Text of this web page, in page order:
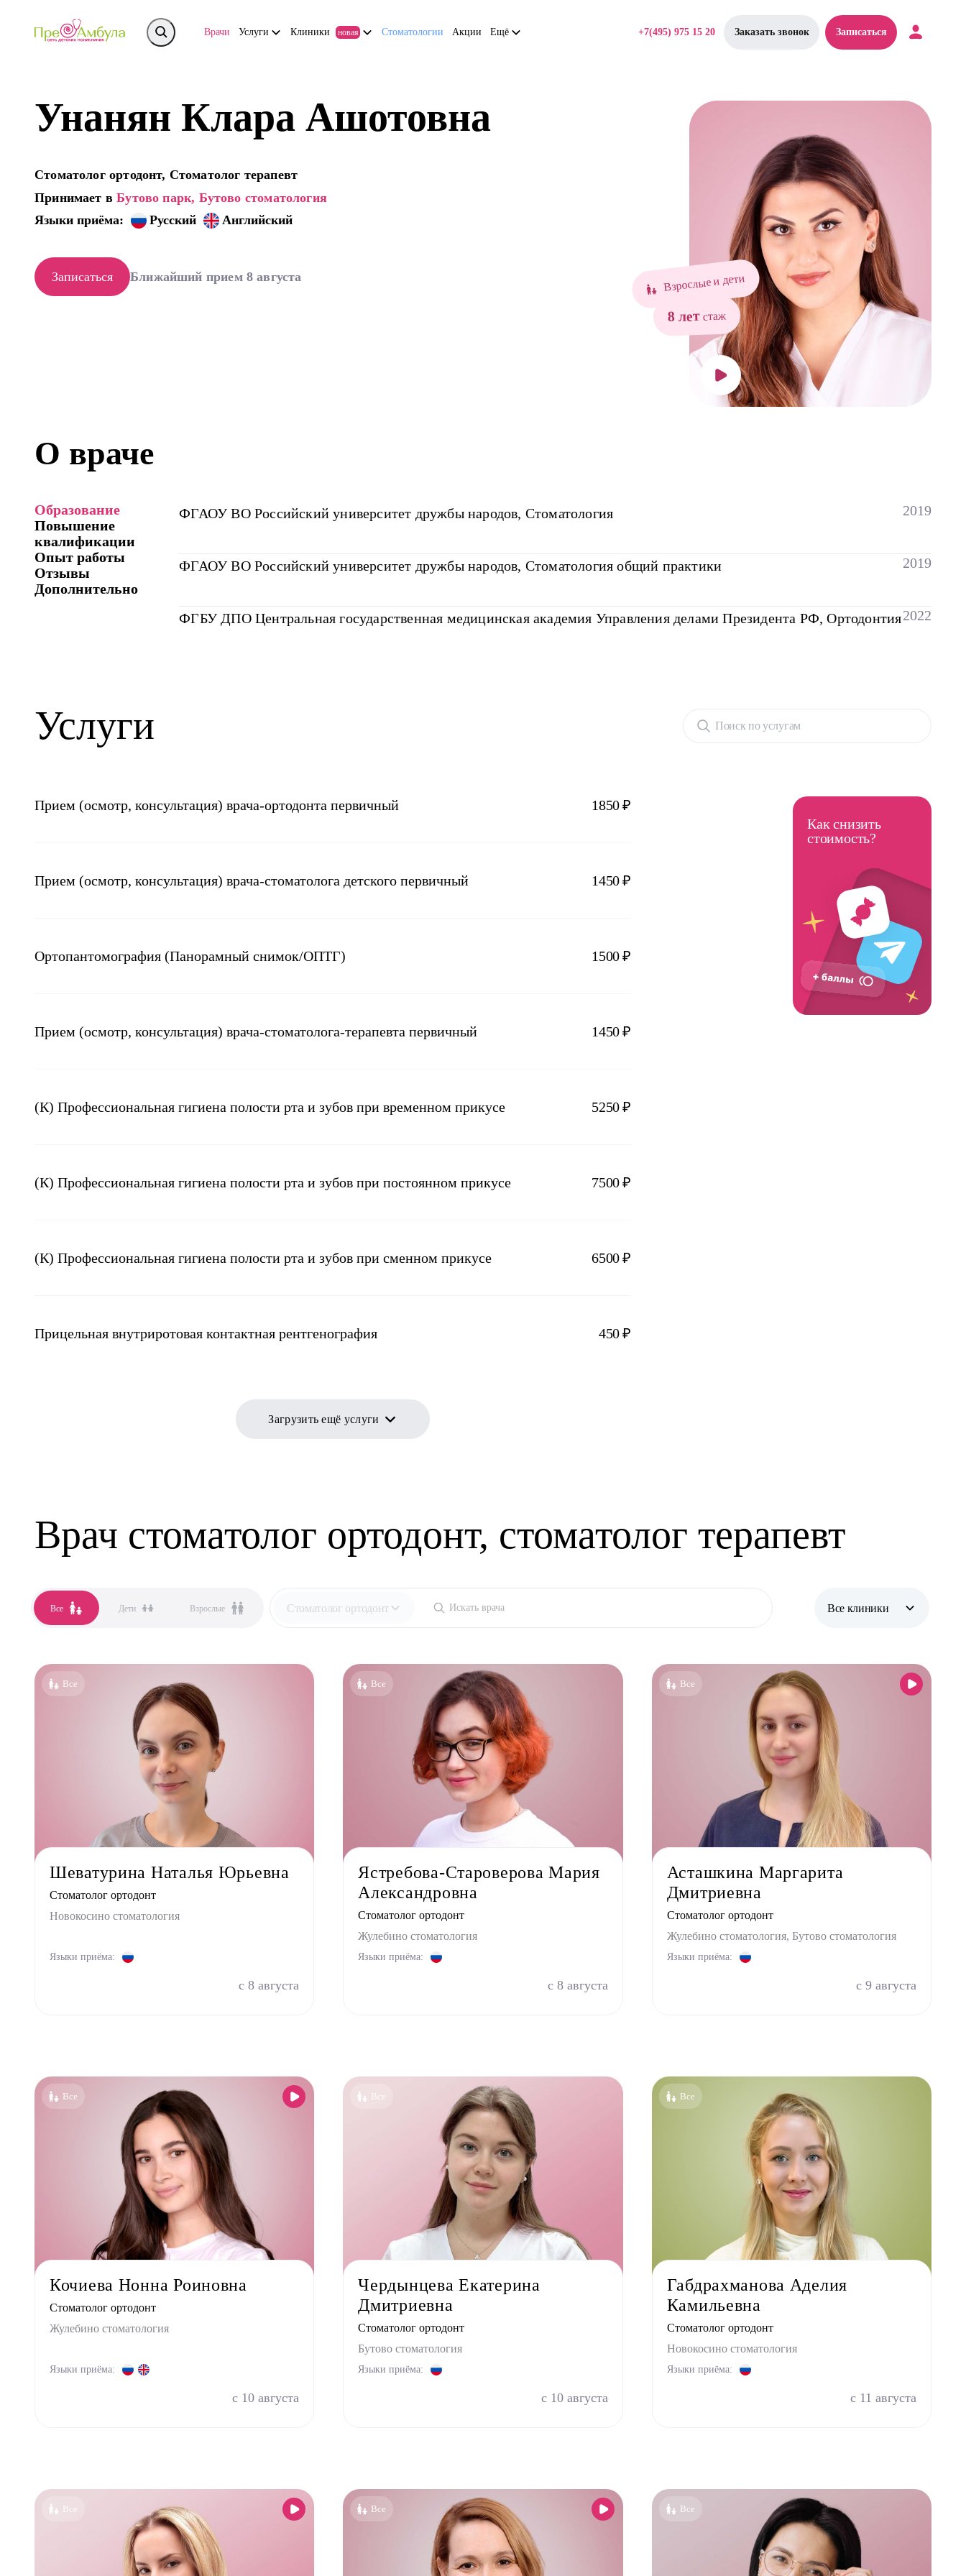
Врачи Услуги Клиники новая Стоматологии Акции Ещё +7(495) 975 15 20 Заказать звонок Записаться
Унанян Клара Ашотовна
Стоматолог ортодонт, Стоматолог терапевт
Принимает вБутово парк, Бутово стоматология
Языки приёма:
Русский Английский
Записаться Ближайший прием 8 августа Взрослые и дети
8 летстаж
О враче
Образование
Повышение
квалификации
Опыт работы
Отзывы
Дополнительно
ФГАОУ ВО Российский университет дружбы народов, Стоматология 2019
ФГАОУ ВО Российский университет дружбы народов, Стоматология общий практики 2019
ФГБУ ДПО Центральная государственная медицинская академия Управления делами Президента РФ, Ортодонтия2022
Услуги Поиск по услугам
Прием (осмотр, консультация) врача-ортодонта первичный 1850 ₽
Прием (осмотр, консультация) врача-стоматолога детского первичный 1450 ₽
Ортопантомография (Панорамный снимок/ОПТГ) 1500 ₽
Прием (осмотр, консультация) врача-стоматолога-терапевта первичный 1450 ₽
(К) Профессиональная гигиена полости рта и зубов при временном прикусе 5250 ₽
(К) Профессиональная гигиена полости рта и зубов при постоянном прикусе 7500 ₽
(К) Профессиональная гигиена полости рта и зубов при сменном прикусе 6500 ₽
Прицельная внутриротовая контактная рентгенография 450 ₽
Загрузить ещё услуги
Как снизить
стоимость?
Врач стоматолог ортодонт, стоматолог терапевт
Все Дети Взрослые Стоматолог ортодонт
Аллерголог-иммунолог
Мануальный терапевт
Оториноларинголог (лор)
Офтальмолог (Окулист)
Пульмонолог
Стоматолог имплантолог
Фониатр
Все клиники
Бутово парк
Бутово стоматология
Жулебино стоматология
Новокосино стоматология
Все
Шеватурина Наталья Юрьевна
Стоматолог ортодонт
Новокосино стоматология
Языки приёма:
с 8 августа
Все
Ястребова-Староверова Мария
Александровна
Стоматолог ортодонт
Жулебино стоматология
Языки приёма:
с 8 августа
Все
Асташкина Маргарита
Дмитриевна
Стоматолог ортодонт
Жулебино стоматология, Бутово стоматология
Языки приёма:
с 9 августа
Все
Кочиева Нонна Роиновна
Стоматолог ортодонт
Жулебино стоматология
Языки приёма:
с 10 августа
Все
Чердынцева Екатерина
Дмитриевна
Стоматолог ортодонт
Бутово стоматология
Языки приёма:
с 10 августа
Все
Габдрахманова Аделия
Камильевна
Стоматолог ортодонт
Новокосино стоматология
Языки приёма:
с 11 августа
Все Все Все